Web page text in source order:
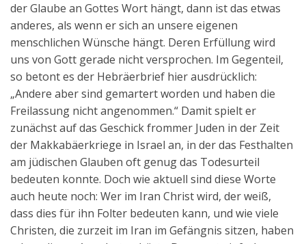
der Glaube an Gottes Wort hängt, dann ist das etwas
anderes, als wenn er sich an unsere eigenen
menschlichen Wünsche hängt. Deren Erfüllung wird
uns von Gott gerade nicht versprochen. Im Gegenteil,
so betont es der Hebräerbrief hier ausdrücklich:
„Andere aber sind gemartert worden und haben die
Freilassung nicht angenommen.“ Damit spielt er
zunächst auf das Geschick frommer Juden in der Zeit
der Makkabäerkriege in Israel an, in der das Festhalten
am jüdischen Glauben oft genug das Todesurteil
bedeuten konnte. Doch wie aktuell sind diese Worte
auch heute noch: Wer im Iran Christ wird, der weiß,
dass dies für ihn Folter bedeuten kann, und wie viele
Christen, die zurzeit im Iran im Gefängnis sitzen, haben